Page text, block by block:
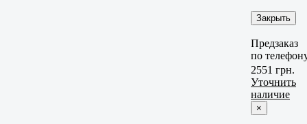
Закрыть
Предзаказ
по
2551 грн.
Уточнить
наличие
×